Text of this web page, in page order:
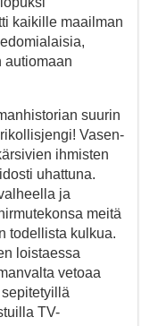
kaikille maailman
autiomaan
suurin
Vasen-
ihmisten
uhattuna.
ja
meitä
todellista kulkua.
loistaessa
vetoaa
TV-